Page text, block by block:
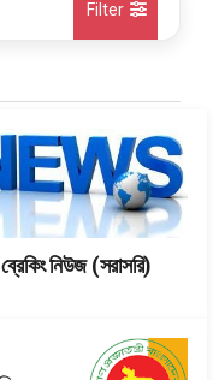
Filter
ব্রেকিং নিউজ (সরাসরি)